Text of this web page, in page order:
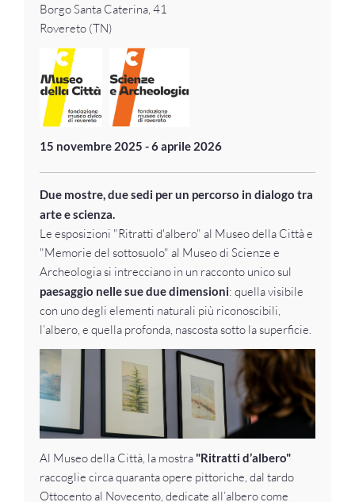
Borgo Santa Caterina, 41
Rovereto (TN)
15 novembre 2025 - 6 aprile 2026
Due mostre, due sedi per un percorso in dialogo tra
arte e scienza.
Le esposizioni "Ritratti d'albero" al Museo della Città e
"Memorie del sottosuolo" al Museo di Scienze e
Archeologia si intrecciano in un racconto unico sul
paesaggio nelle sue due dimensioni: quella visibile
con uno degli elementi naturali più riconoscibili,
l’albero, e quella profonda, nascosta sotto la superficie.
Al Museo della Città, la mostra "Ritratti d’albero"
raccoglie circa quaranta opere pittoriche, dal tardo
Ottocento al Novecento, dedicate all’albero come